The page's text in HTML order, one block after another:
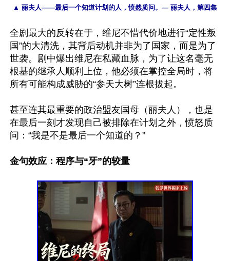
▲ 丽夫人——最后一个知道计划的人，愤然质问。— 丽夫人，第四集
全剧最大的反转在于，维尼不惜代价地进行“定性叛
国”的大清洗，其背后动机并非为了国家，而是为了
世袭。剧中爆出维尼在私藏血脉，为了让这名毫无
根基的继承人顺利上位，他必须在掌控全局时，将
所有可能构成威胁的“参天大树”连根拔起。
甚至连其最重要的政治盟友国母（丽夫人），也是
在最后一刻才发现自己被排除在计划之外，愤怒质
问：“我是不是最后一个知道的？”
金句效应：程序与“牙”的较量